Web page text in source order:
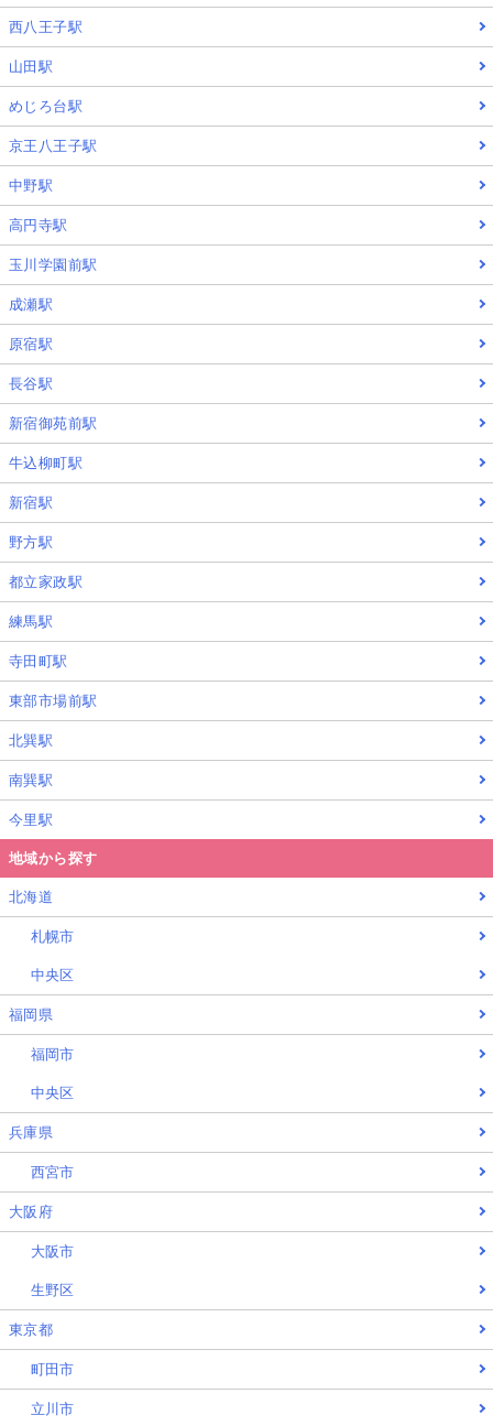
西八王子駅
山田駅
めじろ台駅
京王八王子駅
中野駅
高円寺駅
玉川学園前駅
成瀬駅
原宿駅
長谷駅
新宿御苑前駅
牛込柳町駅
新宿駅
野方駅
都立家政駅
練馬駅
寺田町駅
東部市場前駅
北巽駅
南巽駅
今里駅
地域から探す
北海道
札幌市
中央区
福岡県
福岡市
中央区
兵庫県
西宮市
大阪府
大阪市
生野区
東京都
町田市
立川市